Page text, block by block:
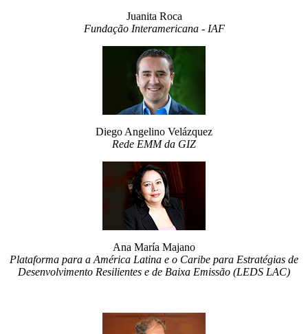
Juanita Roca
Fundação Interamericana - IAF
Diego Angelino Velázquez
Rede EMM da GIZ
Ana María Majano
Plataforma para a América Latina e o Caribe para Estratégias de
Desenvolvimento Resilientes e de Baixa Emissão (LEDS LAC)